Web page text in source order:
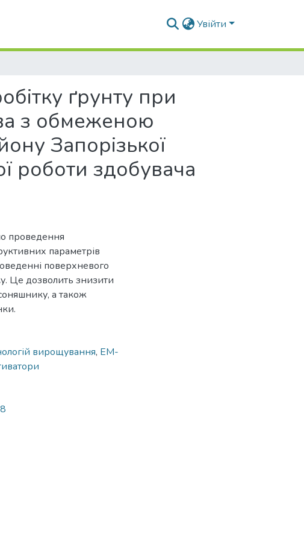
Увійти
ґрунту при
з обмеженою
Запорізької
роботи здобувача
проведення
параметрів
поверхневого
Це дозволить знизити
а також
вирощування, ЕМ-